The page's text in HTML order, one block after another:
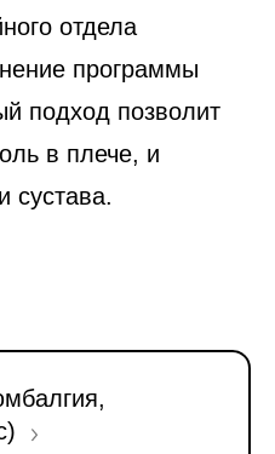
отдела
программы
подход позволит
в плече, и
сустава.